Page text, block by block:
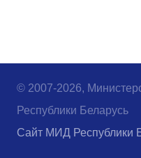
© 2007-2026,
Республики Беларусь
Сайт МИД Республики